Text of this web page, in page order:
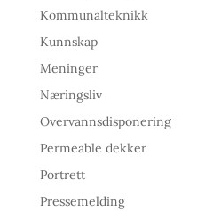
Kommunalteknikk
Kunnskap
Meninger
Næringsliv
Overvannsdisponering
Permeable dekker
Portrett
Pressemelding